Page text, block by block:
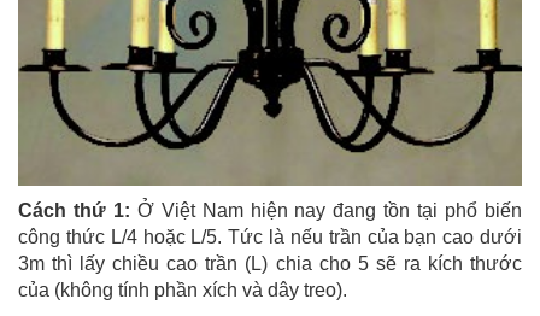
Cách thứ 1: Ở Việt Nam hiện nay đang tồn tại phổ biến
công thức L/4 hoặc L/5. Tức là nếu trần của bạn cao dưới
3m thì lấy chiều cao trần (L) chia cho 5 sẽ ra kích thước
của (không tính phần xích và dây treo).